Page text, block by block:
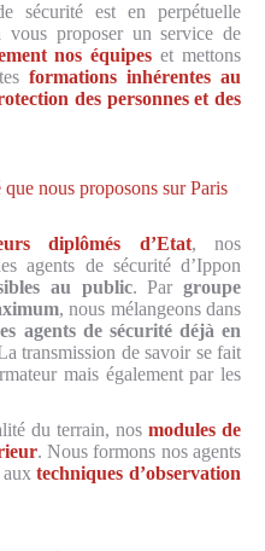
sécurité est en perpétuelle
proposer un service de
nos équipes et mettons
formations inhérentes au
des personnes et des
nous proposons sur Paris
diplômés d’Etat, nos
agents de sécurité d’Ippon
au public. Pargroupe
, nous mélangeons dans
agents de sécurité déjà en
transmission de savoir se fait
mais également par les
du terrain, nos modules de
. Nous formons nos agents
auxtechniques d’observation